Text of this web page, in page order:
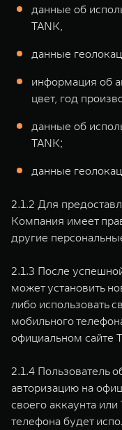
данные об
TANK,
данные
информация об
цвет, год
данные об
TANK;
данные
2.1.2 Для
Компания имеет
другие
2.1.3 После
может установить
либо использовать
мобильного
официальном сайте
2.1.4 Пользователь
авторизацию на
своего аккаунта
телефона будет